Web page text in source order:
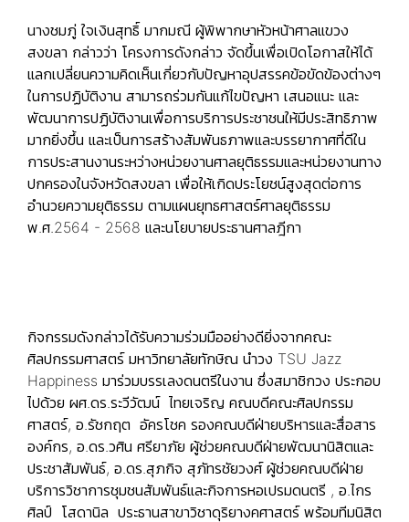
นางชมภู่ ใจเงินสุทธิ์ มากมณี ผู้พิพากษาหัวหน้าศาลแขวง
สงขลา กล่าวว่า โครงการดังกล่าว จัดขึ้นเพื่อเปิดโอกาสให้ได้
แลกเปลี่ยนความคิดเห็นเกี่ยวกับปัญหาอุปสรรคข้อขัดข้องต่างๆ
ในการปฏิบัติงาน สามารถร่วมกันแก้ไขปัญหา เสนอแนะ และ
พัฒนาการปฏิบัติงานเพื่อการบริการประชาชนให้มีประสิทธิภาพ
มากยิ่งขึ้น และเป็นการสร้างสัมพันธภาพและบรรยากาศที่ดีใน
การประสานงานระหว่างหน่วยงานศาลยุติธรรมและหน่วยงานทาง
ปกครองในจังหวัดสงขลา เพื่อให้เกิดประโยชน์สูงสุดต่อการ
อำนวยความยุติธรรม ตามแผนยุทธศาสตร์ศาลยุติธรรม
พ.ศ.2564 - 2568 และนโยบายประธานศาลฎีกา
กิจกรรมดังกล่าวได้รับความร่วมมืออย่างดียิ่งจากคณะ
ศิลปกรรมศาสตร์ มหาวิทยาลัยทักษิณ นำวง TSU Jazz
Happiness มาร่วมบรรเลงดนตรีในงาน ซึ่งสมาชิกวง ประกอบ
ไปด้วย ผศ.ดร.ระวีวัฒน์ ไทยเจริญ คณบดีคณะศิลปกรรม
ศาสตร์, อ.รัชกฤต อัครโชค รองคณบดีฝ่ายบริหารและสื่อสาร
องค์กร, อ.ดร.วศิน ศรียาภัย ผู้ช่วยคณบดีฝ่ายพัฒนานิสิตและ
ประชาสัมพันธ์, อ.ดร.สุภกิจ สุภัทรชัยวงศ์ ผู้ช่วยคณบดีฝ่าย
บริการวิชาการชุมชนสัมพันธ์และกิจการหอเปรมดนตรี , อ.ไกร
ศิลป์ โสดานิล ประธานสาขาวิชาดุริยางคศาสตร์ พร้อมทีมนิสิต